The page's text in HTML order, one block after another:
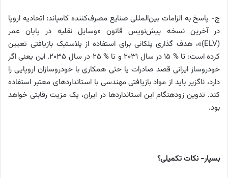
چ- پاسخ به الزامات بین‌المللی صنایع مصرف‌کننده کامپاند: اتحادیه اروپا
در آخرین نسخه پیش‌نویس قانون «وسایل نقلیه در پایان عمر
(ELV)»، هدف گذاری پلکانی برای استفاده از پلاستیک بازیافتی تعیین
کرده است: تا % ۱۵ در سال ۲۰۳۱ و تا % ۲۵ در سال ۲۰۳۵. این یعنی اگر
خودروساز ایرانی قصد صادرات یا حتی همکاری با خودروسازان اروپایی را
دارد، ناگزیر باید از مواد بازیافتی مهندسی با استانداردهای معتبر استفاده
کند. تدوین زودهنگام این استانداردها در ایران، یک مزیت رقابتی خواهد
بود.
بسپار- نکات تکمیلی؟